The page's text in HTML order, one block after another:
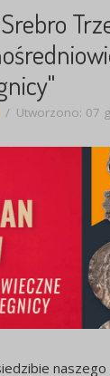
Utworzono: 07